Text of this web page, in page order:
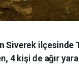
Siverek ilçesinde
4 kişi de ağır